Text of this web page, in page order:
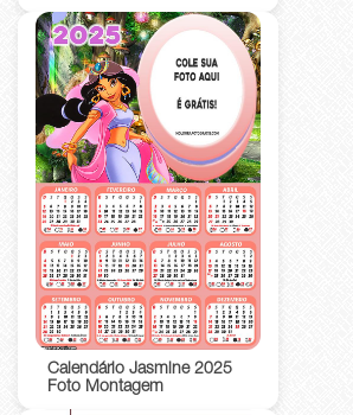
Calendário Jasmine 2025
Foto Montagem